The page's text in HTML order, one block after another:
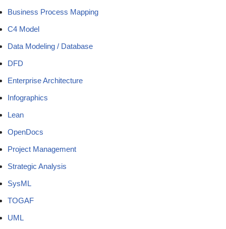
Business Process Mapping
C4 Model
Data Modeling / Database
DFD
Enterprise Architecture
Infographics
Lean
OpenDocs
Project Management
Strategic Analysis
SysML
TOGAF
UML